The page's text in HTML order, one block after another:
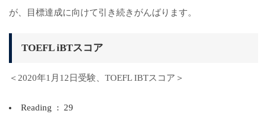
が、目標達成に向けて引き続きがんばります。
TOEFL iBTスコア
＜2020年1月12日受験、TOEFL IBTスコア＞
Reading : 29